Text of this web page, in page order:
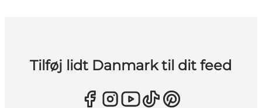
Tilføj lidt Danmark til dit feed